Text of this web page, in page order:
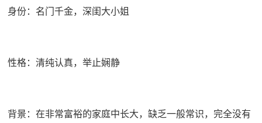
身份：名门千金，深闺大小姐
性格：清纯认真，举止娴静
背景：在非常富裕的家庭中长大，缺乏一般常识，完全没有